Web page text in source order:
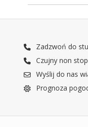
Zadzwoń do
Czujny non
Wyślij do nas
Prognoza